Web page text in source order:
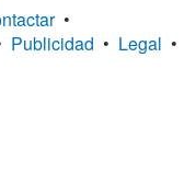
•
Publicidad • Legal •